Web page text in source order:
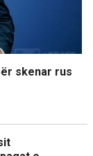
skenar rus